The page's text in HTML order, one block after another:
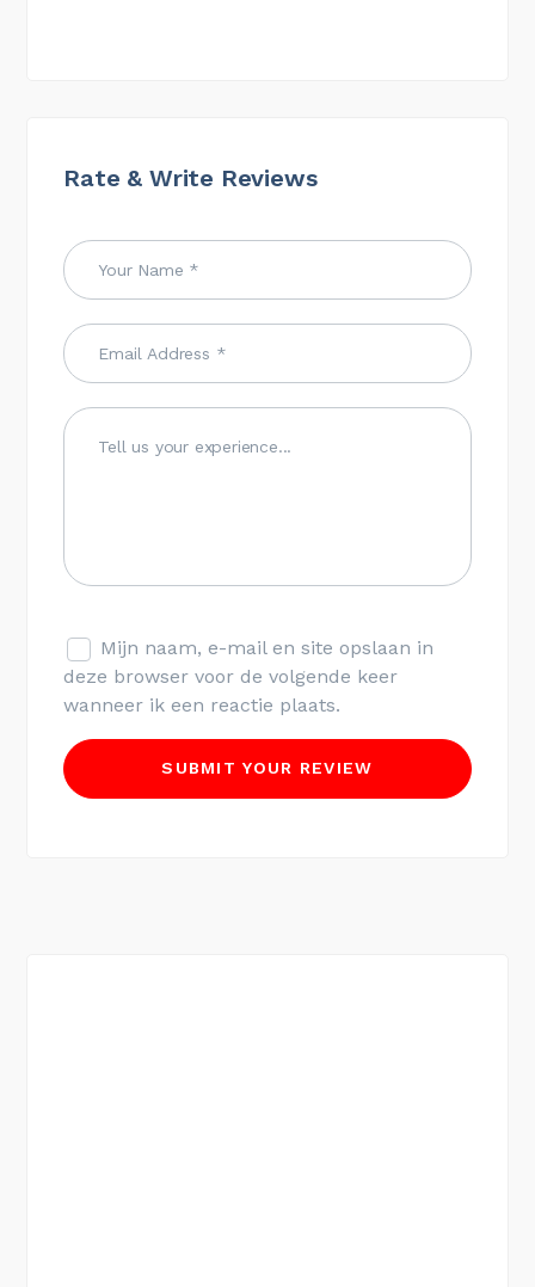
Rate & Write Reviews
Mijn naam, e-mail en site opslaan in
deze browser voor de volgende keer
wanneer ik een reactie plaats.